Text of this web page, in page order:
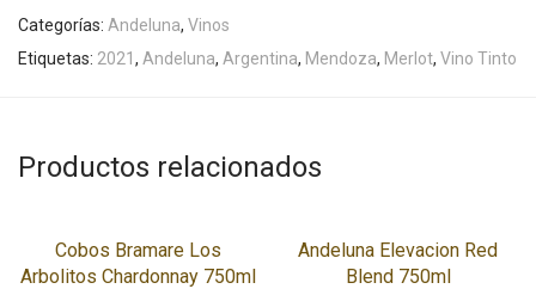
Categorías: Andeluna, Vinos
Etiquetas: 2021 , Andeluna, Argentina, Mendoza, Merlot, Vino Tinto
Productos relacionados
Cobos Bramare Los
Arbolitos Chardonnay 750ml
Andeluna Elevacion Red
Blend 750ml